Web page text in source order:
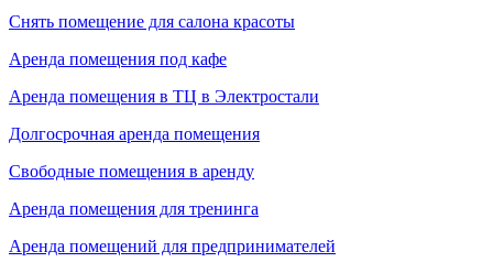
Снять помещение для салона красоты
Аренда помещения под кафе
Аренда помещения в ТЦ в Электростали
Долгосрочная аренда помещения
Свободные помещения в аренду
Аренда помещения для тренинга
Аренда помещений для предпринимателей